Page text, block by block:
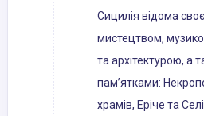
Сицилія відома
мистецтвом,
та архітектурою, а
пам’ятками:
храмів, Еріче та